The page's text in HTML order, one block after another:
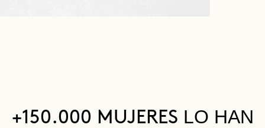
+150.000 MUJERES LO HAN